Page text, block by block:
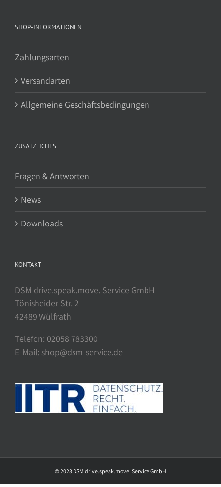
SHOP-INFORMATIONEN
Zahlungsarten
Versandarten
Allgemeine Geschäftsbedingungen
ZUSÄTZLICHES
Fragen & Antworten
News
Downloads
KONTAKT
DSM drive.speak.move. Service GmbH
Tönisheider Str. 2
42489 Wülfrath
Telefon: 02058 783300
E-Mail: shop@dsm-service.de
© 2023 DSM drive.speak.move. Service GmbH